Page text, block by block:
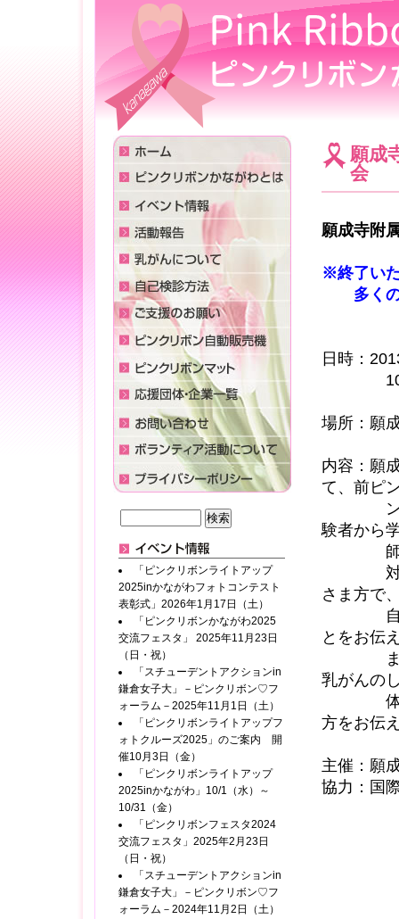
願成
会
願成寺附
※終了い
多くの
日時：
10：
場所：願
内容：願
て、前ピ
ンかな
験者から
師の立
対象は
さま方で
自身の
とをお伝
ま
乳がんの
体験な
方をお伝
主催：願
協力：国
「ピンクリボンライトアップ
2025inかながわフォトコンテスト
表彰式」2026年1月17日（土）
「ピンクリボンかながわ2025
交流フェスタ」 2025年11月23日
（日・祝）
「スチューデントアクションin
鎌倉女子大」－ピンクリボン♡フ
ォーラム－2025年11月1日（土）
「ピンクリボンライトアップフ
ォトクルーズ2025」のご案内 開
催10月3日（金）
「ピンクリボンライトアップ
2025inかながわ」10/1（水）～
10/31（金）
「ピンクリボンフェスタ2024
交流フェスタ」2025年2月23日
（日・祝）
「スチューデントアクションin
鎌倉女子大」－ピンクリボン♡フ
ォーラム－2024年11月2日（土）